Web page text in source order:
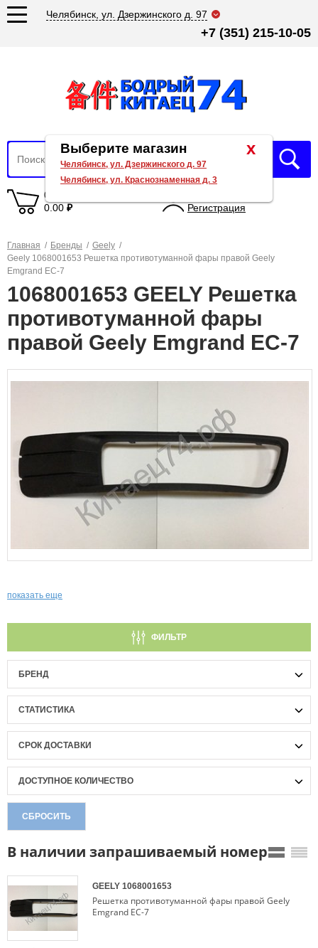
Челябинск, ул. Дзержинского д. 97
+7 (351) 215-10-05
0 товаров
0.00 ₽
Регистрация
Главная / Бренды / Geely /
Geely 1068001653 Решетка противотуманной фары правой Geely
Emgrand EC-7
1068001653 GEELY Решетка
противотуманной фары
правой Geely Emgrand EC-7
показать еще
ФИЛЬТР
БРЕНД
СТАТИСТИКА
СРОК ДОСТАВКИ
ДОСТУПНОЕ КОЛИЧЕСТВО
СБРОСИТЬ
В наличии запрашиваемый номер
GEELY 1068001653
Решетка противотуманной фары правой Geely
Emgrand EC-7
x
Выберите магазин
Челябинск, ул. Дзержинского д. 97
Челябинск, ул. Краснознаменная д. 3